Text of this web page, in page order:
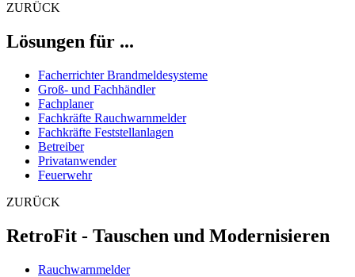
ZURÜCK
Lösungen für ...
Facherrichter Brandmeldesysteme
Groß- und Fachhändler
Fachplaner
Fachkräfte Rauchwarnmelder
Fachkräfte Feststellanlagen
Betreiber
Privatanwender
Feuerwehr
ZURÜCK
RetroFit - Tauschen und Modernisieren
Rauchwarnmelder